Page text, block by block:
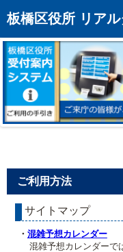
板橋区役所 リア
トップページへ
混雑予想カレンダー
リアルタイム混雑状
リアルタイム受付番
メール通知登録
モバイルサイト
アクセス
区役所フロアマップ
ご利用方法
サイトマップ
・ 混雑予想カレンダー
混雑予想カレンダーで